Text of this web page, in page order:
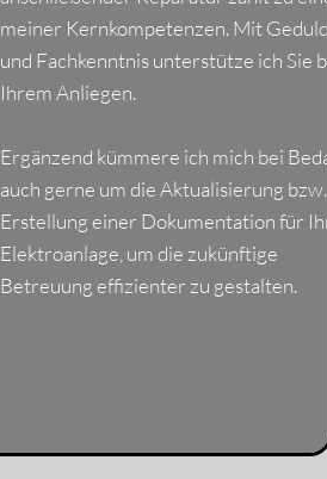
meiner Kernkompetenzen. Mit Geduld
und Fachkenntnis unterstütze ich Sie
Ihrem Anliegen.
Ergänzend kümmere ich mich bei
auch gerne um die Aktualisierung bzw.
Erstellung einer Dokumentation für
Elektroanlage, um die zukünftige
Betreuung effizienter zu gestalten.